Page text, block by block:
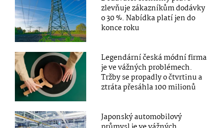
zlevňuje zákazníkům dodávky
o 30 %. Nabídka platí jen do
konce roku
Legendární česká módní firma
je ve vážných problémech.
Tržby se propadly o čtvrtinu a
ztráta přesáhla 100 milionů
Japonský automobilový